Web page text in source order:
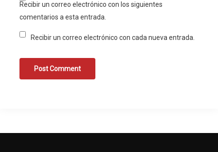
Recibir un correo electrónico con los siguientes
comentarios a esta entrada.
Recibir un correo electrónico con cada nueva entrada.